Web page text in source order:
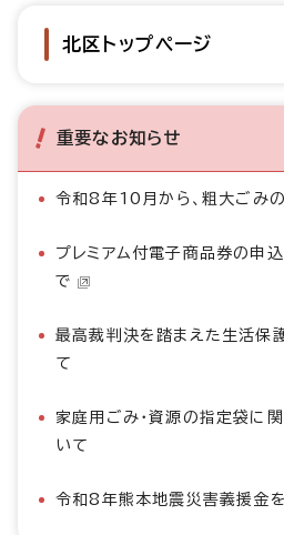
北区トップページ
重要なお知らせ
令和8年10月から、粗大ごみ
プレミアム付電子商品券の申
で
最高裁判決を踏まえた生活保
て
家庭用ごみ・資源の指定袋に
いて
令和8年熊本地震災害義援金